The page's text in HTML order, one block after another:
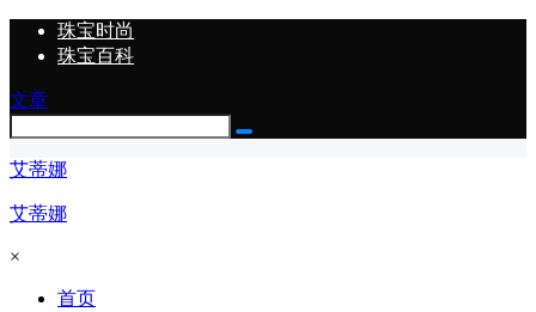
珠宝时尚
珠宝百科
文章
艾蒂娜
艾蒂娜
×
首页